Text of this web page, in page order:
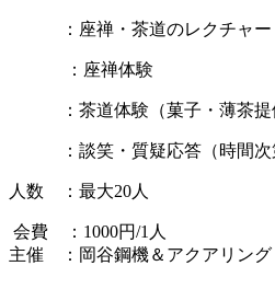
：座禅・茶道のレクチャー（
：座禅体験
：茶道体験（菓子・薄茶提
：談笑・質疑応答（時間次
人数 ：最大20人
会費 ：1000円/1人
主催 ：岡谷鋼機＆アクアリング